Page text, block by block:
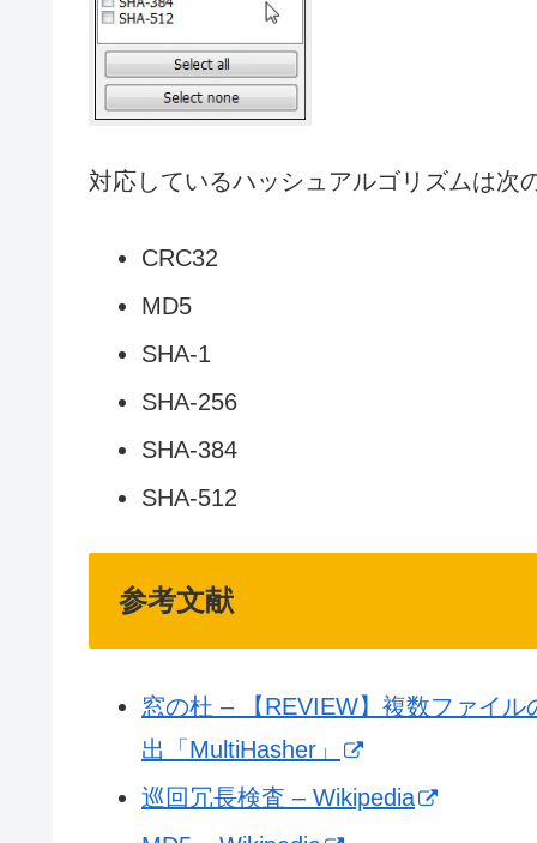
対応しているハッシュアルゴリズムは次
CRC32
MD5
SHA-1
SHA-256
SHA-384
SHA-512
参考文献
窓の杜 – 【REVIEW】複数ファイ
出「MultiHasher」
巡回冗長検査 – Wikipedia